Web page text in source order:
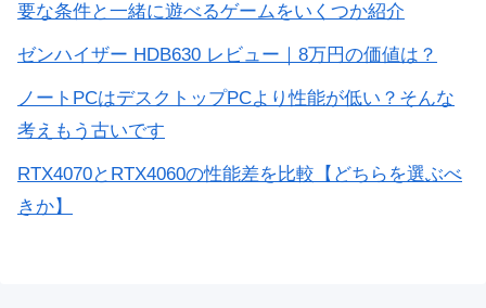
要な条件と一緒に遊べるゲームをいくつか紹介
ゼンハイザー HDB630 レビュー｜8万円の価値は？
ノートPCはデスクトップPCより性能が低い？そんな
考えもう古いです
RTX4070とRTX4060の性能差を比較【どちらを選ぶべ
きか】